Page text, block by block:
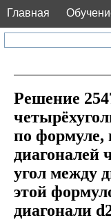
Главная
Решение
по формуле,
диагоналей
угол между
этой
диагонали